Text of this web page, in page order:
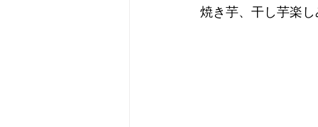
焼き芋、干し芋楽